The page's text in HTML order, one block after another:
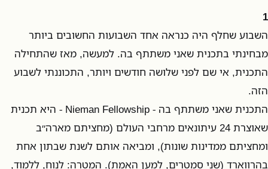
1
השבוע שחלף היה כנראה אחד השבועות החשובים ביותר
מבחינתי בתכנית שאני משתתף בה. למעשה, מאז שהתחילה
התכנית, אי שם לפני שלושה חודשים ויותר, התכוננתי לשבוע
הזה.
התכנית שאני משתתף בה - Nieman Fellowship - היא תכנית
שאוצרת 24 עיתונאים מרחבי העולם (מחציתם מארה״ב
ומחציתם ממדינות שונות), ומביאה אותם לשנת שבתון אחת
בהרווארד (שני סמטרים, למען האמת). המטרה: לנוח, ללמוד,